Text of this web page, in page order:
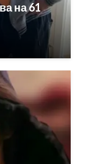
на 61